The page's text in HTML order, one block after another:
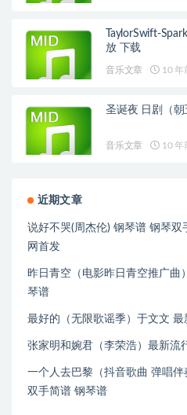
TaylorSwift-
放 下载
音乐文章 10 年
圣诞夜 日剧（
音乐文章 10 年
近期文章
说好不哭(周杰伦) 钢琴谱 钢琴
网首发
昨日青空（电影昨日青空推广曲
琴谱
最好的（无限歌谣季）于文文
张家明和婉君（李荣浩）最新流
一个人去巴黎（抖音歌曲 弹唱
双手简谱 钢琴谱